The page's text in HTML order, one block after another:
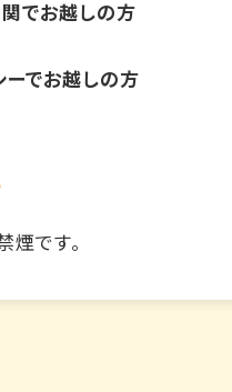
でお越しの方
ーでお越しの方
です。